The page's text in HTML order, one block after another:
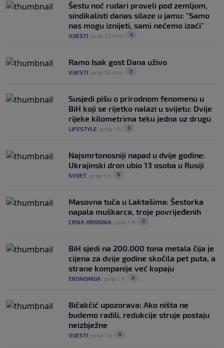
Šestu noć rudari proveli pod zemljom,
sindikalisti danas silaze u jamu: "Samo
nas mogu iznijeti, sami nećemo izaći"
VIJESTI prije 33 min 0
Ramo Isak gost Dana uživo
VIJESTI prije 59 min 0
Susjedi pišu o prirodnom fenomenu u
BiH koji se rijetko nalazi u svijetu: Dvije
rijeke kilometrima teku jedna uz drugu
LIFESTYLE prije 1 h 0
Najsmrtonosniji napad u dvije godine:
Ukrajinski dron ubio 13 osoba u Rusiji
SVIJET prije 1 h 0
Masovna tuča u Laktašima: Šestorka
napala muškarca, troje povrijeđenih
CRNA HRONIKA prije 1 h 0
BiH sjedi na 200.000 tona metala čija je
cijena za dvije godine skočila pet puta, a
strane kompanije već kopaju
EKONOMIJA prije 1 h 0
Bičakčić upozorava: Ako ništa ne
budemo radili, redukcije struje postaju
neizbježne
VIJESTI prije 1 h 0